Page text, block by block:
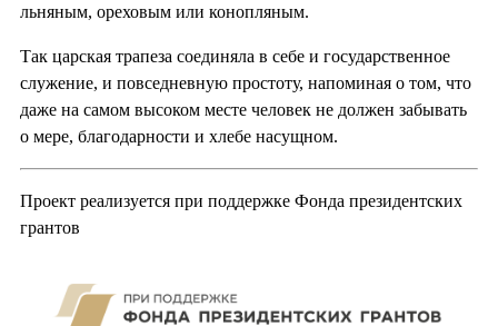
льняным, ореховым или конопляным.
Так царская трапеза соединяла в себе и государственное
служение, и повседневную простоту, напоминая о том, что
даже на самом высоком месте человек не должен забывать
о мере, благодарности и хлебе насущном.
Проект реализуется при поддержке Фонда президентских
грантов